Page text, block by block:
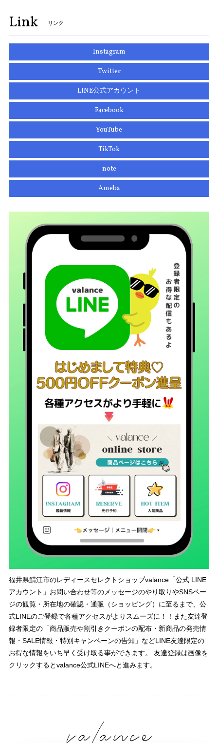
Link リンク
Instagram
Twitter
LINE公式アカウント
Facebook
YouTube
TikTok
note
Ameba
福井県鯖江市のレディースセレクトショップvalance「公式 LINE
アカウント」お問い合わせ等のメッセージのやり取りやSNSペー
ジの観覧・所在地の確認・通販（ショッピング）に至るまで、公
式LINEのご登録で各種アクセスがよりスムーズに！！また友達登
録者限定の「商品販売や割引きクーポンの配布・新商品の発売情
報・SALE情報・特別キャンペーンの告知」などLINE友達限定の
お得な情報をいち早く受け取る事ができます。 友達登録は画像を
クリックするとvalance公式LINEへと進みます。